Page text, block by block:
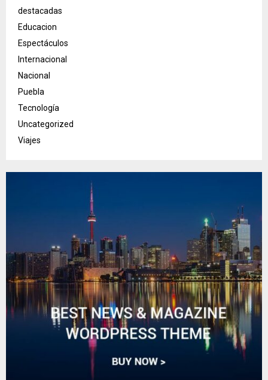
destacadas
Educacion
Espectáculos
Internacional
Nacional
Puebla
Tecnología
Uncategorized
Viajes